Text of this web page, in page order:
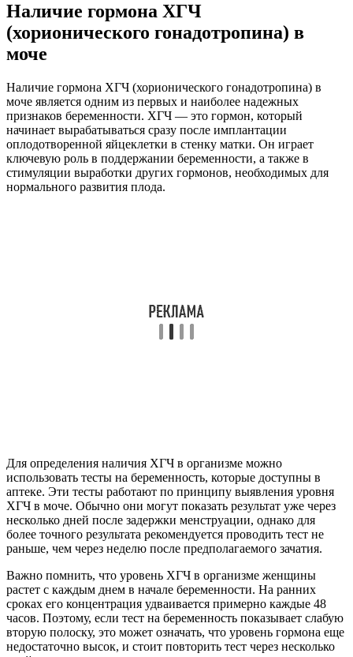
Наличие гормона ХГЧ
(хорионического гонадотропина) в
моче
Наличие гормона ХГЧ (хорионического гонадотропина) в
моче является одним из первых и наиболее надежных
признаков беременности. ХГЧ — это гормон, который
начинает вырабатываться сразу после имплантации
оплодотворенной яйцеклетки в стенку матки. Он играет
ключевую роль в поддержании беременности, а также в
стимуляции выработки других гормонов, необходимых для
нормального развития плода.
Для определения наличия ХГЧ в организме можно
использовать тесты на беременность, которые доступны в
аптеке. Эти тесты работают по принципу выявления уровня
ХГЧ в моче. Обычно они могут показать результат уже через
несколько дней после задержки менструации, однако для
более точного результата рекомендуется проводить тест не
раньше, чем через неделю после предполагаемого зачатия.
Важно помнить, что уровень ХГЧ в организме женщины
растет с каждым днем в начале беременности. На ранних
сроках его концентрация удваивается примерно каждые 48
часов. Поэтому, если тест на беременность показывает слабую
вторую полоску, это может означать, что уровень гормона еще
недостаточно высок, и стоит повторить тест через несколько